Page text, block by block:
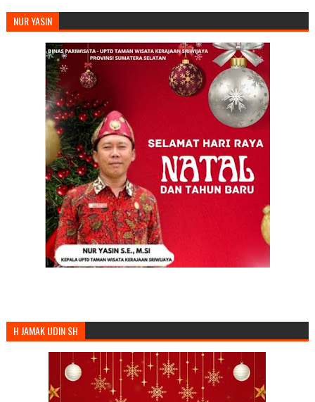
NUR YASIN
H JAMAK UDIN SH